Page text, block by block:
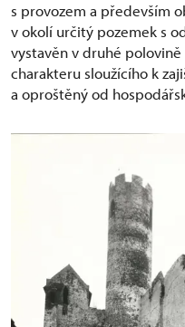
s provozem a především
v okolí určitý pozemek s
vystavěn v druhé
charakteru sloužícího k
a oproštěný od